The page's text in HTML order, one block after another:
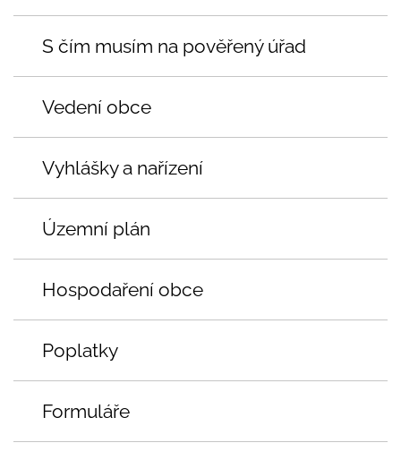
S čím musím na pověřený úřad
Vedení obce
Vyhlášky a nařízení
Územní plán
Hospodaření obce
Poplatky
Formuláře